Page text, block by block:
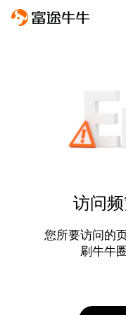
访问
您所要访问的
刷牛牛